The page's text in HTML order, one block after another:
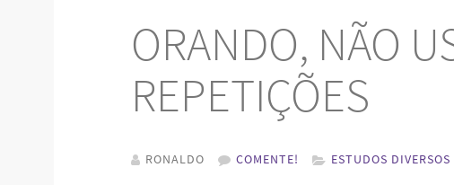
ORANDO, NÃO
REPETIÇÕES
RONALDO COMENTE! ESTUDOS DIVERSOS